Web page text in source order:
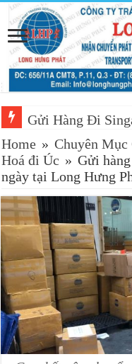
Gửi Hàng Đi
Home » Chuyên
Hoá đi Úc » Gửi
ngày tại Long Hưng